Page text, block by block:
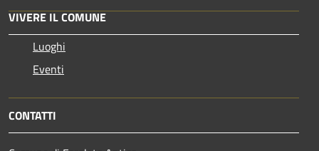
VIVERE IL COMUNE
Luoghi
Eventi
CONTATTI